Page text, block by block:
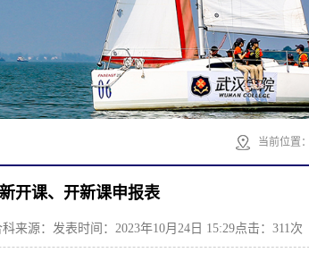
当前位置：
开课、开新课申报表
科来源： 发表时间：2023年10月24日 15:29点击： 311 次